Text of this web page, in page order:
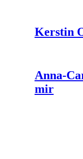
Kerstin
Anna-
mir